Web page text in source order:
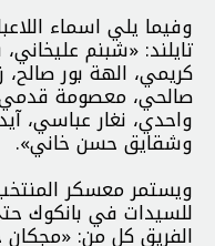
وفيما يلي اسماء
تايلند: «شبنم
كريمي، الهة بور
صالحي، معصومة
واحدي، نغار عباسي،
وشقايق حسن خاني».
ويستمر معسكر المنتخب
للسيدات في بانكوك
الفريق كل من: «مجكان